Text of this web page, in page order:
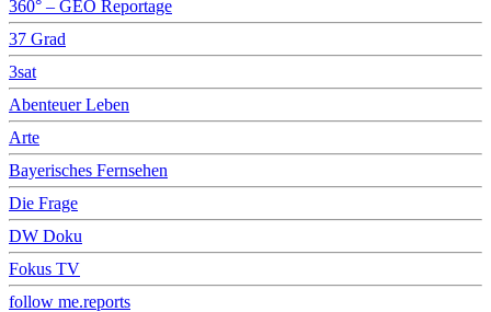
360° – GEO Reportage
37 Grad
3sat
Abenteuer Leben
Arte
Bayerisches Fernsehen
Die Frage
DW Doku
Fokus TV
follow me.reports